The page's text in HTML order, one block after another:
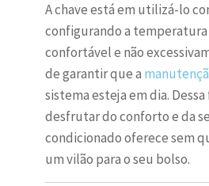
A chave está em utilizá-lo
configurando a
confortável e não
de garantir que a
sistema esteja em dia.
desfrutar do conforto e da
condicionado oferece sem
um vilão para o seu bolso.